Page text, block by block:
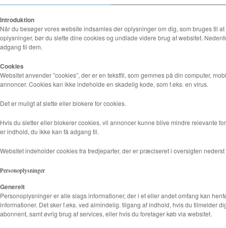
Introduktion
Når du besøger vores website indsamles der oplysninger om dig, som bruges til
oplysninger, bør du slette dine cookies og undlade videre brug af websitet.
adgang til dem.
Cookies
Websitet anvender ”cookies”, der er en tekstfil, som gemmes på din computer,
annoncer. Cookies kan ikke indeholde en skadelig kode, som f.eks. en virus.
Det er muligt at slette eller blokere for cookies.
Hvis du sletter eller blokerer cookies, vil annoncer kunne blive mindre relevante
er indhold, du ikke kan få adgang til.
Websitet indeholder cookies fra tredjeparter, der er præciseret i oversigten
Personoplysninger
Generelt
Personoplysninger er alle slags informationer, der i et eller andet omfang kan
informationer. Det sker f.eks. ved almindelig. tilgang af indhold, hvis du tilmelder
abonnent, samt øvrig brug af services, eller hvis du foretager køb via websitet.